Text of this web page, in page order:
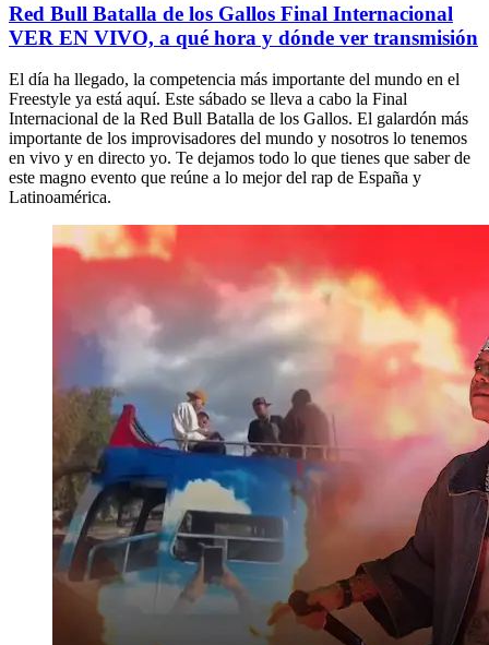
Red Bull Batalla de los Gallos Final Internacional
VER EN VIVO, a qué hora y dónde ver transmisión
El día ha llegado, la competencia más importante del mundo en el
Freestyle ya está aquí. Este sábado se lleva a cabo la Final
Internacional de la Red Bull Batalla de los Gallos. El galardón más
importante de los improvisadores del mundo y nosotros lo tenemos
en vivo y en directo yo. Te dejamos todo lo que tienes que saber de
este magno evento que reúne a lo mejor del rap de España y
Latinoamérica.